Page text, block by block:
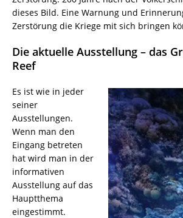
dieses Bild. Eine Warnung und
Zerstörung die Kriege mit sich bringen
Die aktuelle Ausstellung – das
Reef
Es ist wie in jeder
seiner
Ausstellungen.
Wenn man den
Eingang betreten
hat wird man in der
informativen
Ausstellung auf das
Hauptthema
eingestimmt.